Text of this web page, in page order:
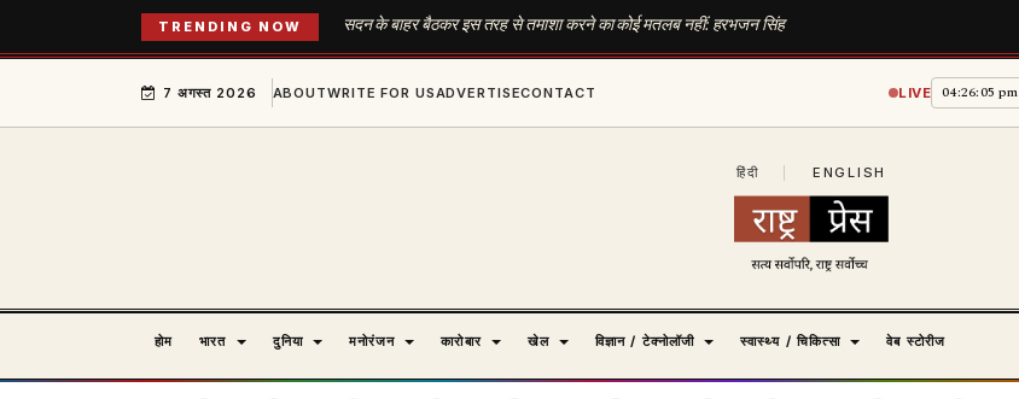
TRENDING NOW सदन के बाहर बैठकर इस तरह से तमाशा करने का कोई मतलब नहीं: हरभजन सिंह
7 अगस्त 2026 ABOUTWRITE FOR USADVERTISECONTACT LIVE 04:26:06 pm
हिंदी ENGLISH
होम भारत दुनिया मनोरंजन कारोबार खेल विज्ञान / टेक्नोलॉजी स्वास्थ्य / चिकित्सा वेब स्टोरीज